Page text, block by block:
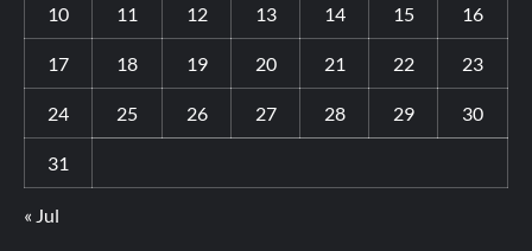
10 11 12 13 14 15 16
17 18 19 20 21 22 23
24 25 26 27 28 29 30
31
« Jul